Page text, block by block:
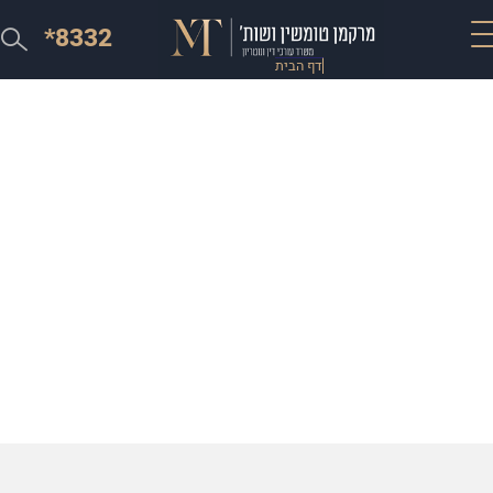
דף הבית
*8332